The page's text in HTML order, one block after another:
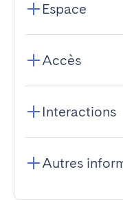
Espace
Accès
Interactions
Autres